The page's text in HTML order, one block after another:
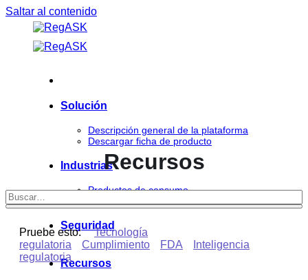
Saltar al contenido
Solución
Descripción general de la plataforma
Descargar ficha de producto
Industrias
Productos de consumo
Seguridad
Recursos
Recursos
Pruebe esto:
Tecnología
regulatoria
Cumplimiento FDA
Inteligencia
regulatoria